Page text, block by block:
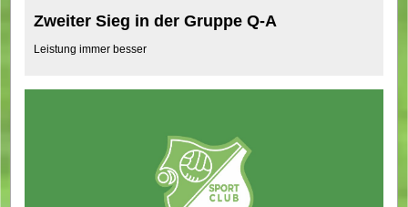
Zweiter Sieg in der Gruppe Q-A
Leistung immer besser